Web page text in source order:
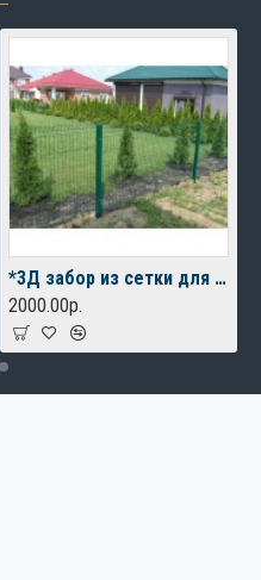
*3Д забор из сетки для дачного дома
2000.00р.